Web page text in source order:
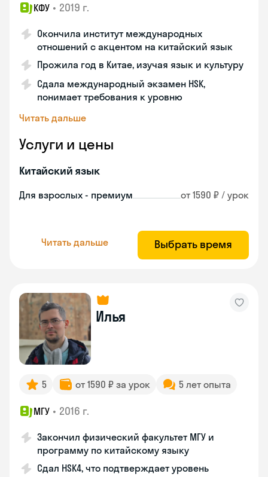
КФУ • 2019 г.
Окончила институт международных
отношений с акцентом на китайский язык
Прожила год в Китае, изучая язык и культуру
Сдала международный экзамен HSK,
понимает требования к уровню
Читать дальше
Услуги и цены
Китайский язык
Для взрослых - премиум от 1590 ₽ / урок
Читать дальше Выбрать время
Илья
5 от 1590 ₽ за урок 5 лет опыта
МГУ • 2016 г.
Закончил физический факультет МГУ и
программу по китайскому языку
Сдал HSK4, что подтверждает уровень